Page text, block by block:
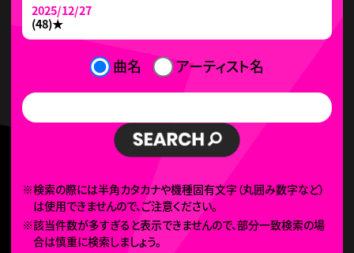
2025/12/27
(48)★
曲名 アーティスト名
※検索の際には半角カタカナや機種固有文字（丸囲み数字など）
は使用できませんので、ご注意ください。
※該当件数が多すぎると表示できませんので、部分一致検索の場
合は慎重に検索しましょう。